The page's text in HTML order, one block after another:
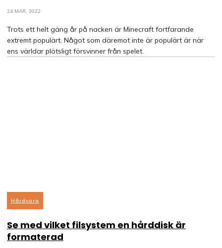
24 MAR, 2022
Trots ett helt gäng år på nacken är Minecraft fortfarande
extremt populärt. Något som däremot inte är populärt är när
ens världar plötsligt försvinner från spelet.
Hårdvara
Se med vilket filsystem en hårddisk är
formaterad